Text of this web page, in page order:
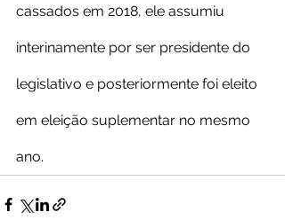
cassados em 2018, ele assumiu
interinamente por ser presidente do
legislativo e posteriormente foi eleito
em eleição suplementar no mesmo
ano.